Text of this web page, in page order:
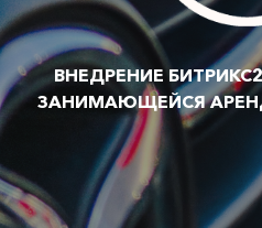
ВНЕДРЕНИЕ
ЗАНИМАЮЩЕЙСЯ